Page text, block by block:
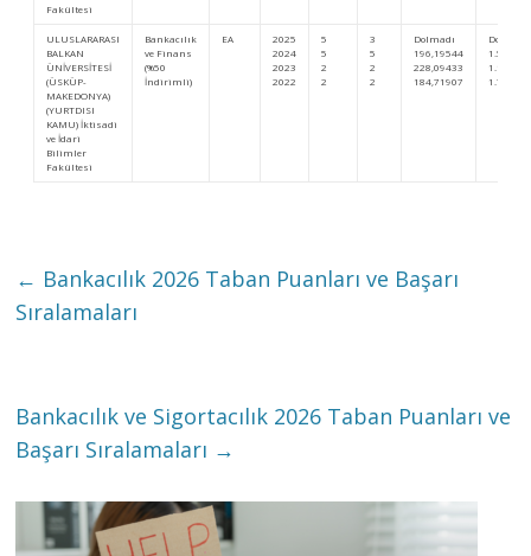
Fakültesi
ULUSLARARASI
BALKAN
ÜNİVERSİTESİ
(ÜSKÜP-
MAKEDONYA)
(YURTDISI
KAMU) İktisadi
ve İdari
Bilimler
Fakültesi
Bankacılık
ve Finans
(%50
İndirimli)
EA
2025
2024
2023
2022
5
5
2
2
3
5
2
2
Dolmadı
196,19544
228,09433
184,71907
Dolmadı
← Bankacılık 2026 Taban Puanları ve Başarı
Sıralamaları
Bankacılık ve Sigortacılık 2026 Taban Puanları ve
Başarı Sıralamaları →